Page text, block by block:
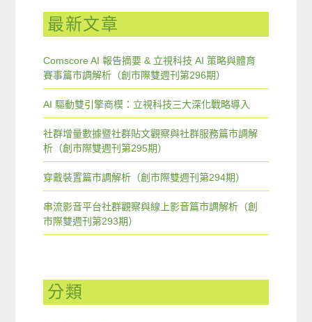
最新文章
Comscore AI 報告摘要 & 立視科技 AI 策略與體育
賽事篇市調解析（創市際雙週刊第296期）
AI 驅動雙引擎商模：立視科技三大深化戰略導入
社群增量數據暨社群貼文觀察與社群服務篇市調解
析（創市際雙週刊第295期）
穿戴裝置篇市調解析（創市際雙週刊第294期）
串流影音平台社群觀察與線上影音篇市調解析（創
市際雙週刊第293期）
分類